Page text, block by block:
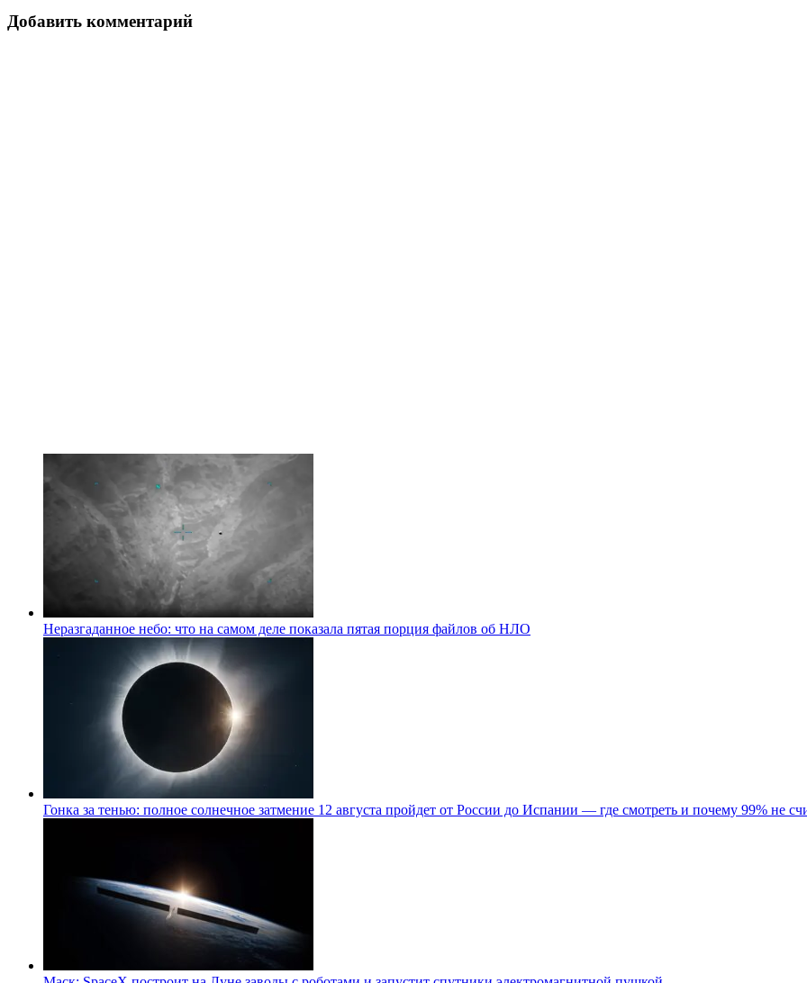
Добавить комментарий
Неразгаданное небо: что на самом деле показала пятая порция файлов об НЛО
Гонка за тенью: полное солнечное затмение 12 августа пройдет от России до Испании — где смотреть и почему 99% не